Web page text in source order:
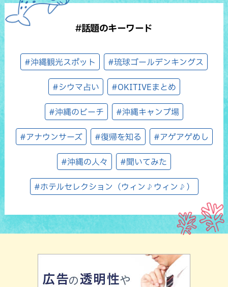
#話題のキーワード
#沖縄観光スポット #琉球ゴールデンキングス
#シウマ占い #OKITIVEまとめ
#沖縄のビーチ #沖縄キャンプ場
#アナウンサーズ #復帰を知る #アゲアゲめし
#沖縄の人々 #聞いてみた
#ホテルセレクション（ウィン♪ウィン♪）